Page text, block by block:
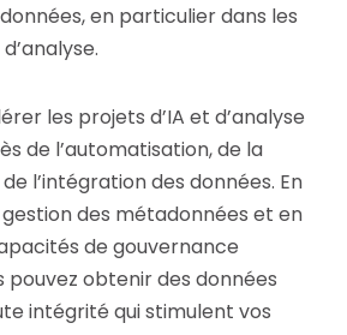
en particulier dans les
les projets d’IA et d’analyse
de l’automatisation, de la
l’intégration des données. En
des métadonnées et en
de gouvernance
pouvez obtenir des données
intégrité qui stimulent vos